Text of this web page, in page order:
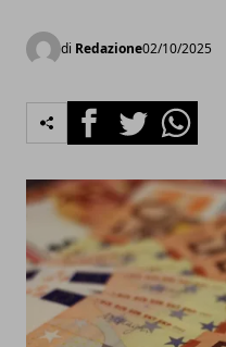
di Redazione02/10/2025
FacebookTwitterWhatsapp